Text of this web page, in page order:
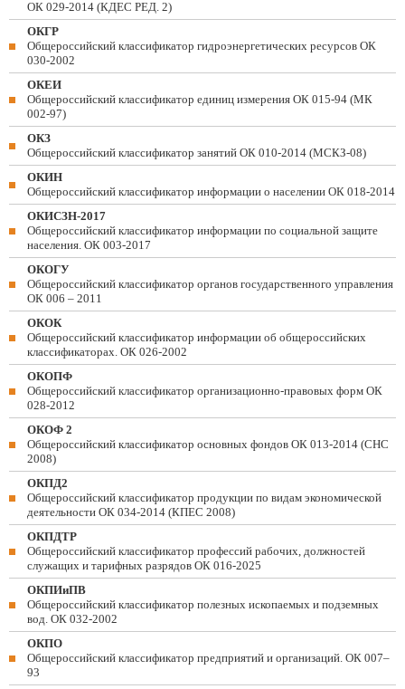
ОК 029-2014 (КДЕС РЕД. 2)
ОКГР
Общероссийский классификатор гидроэнергетических ресурсов ОК
030-2002
ОКЕИ
Общероссийский классификатор единиц измерения ОК 015-94 (МК
002-97)
ОКЗ
Общероссийский классификатор занятий ОК 010-2014 (МСКЗ-08)
ОКИН
Общероссийский классификатор информации о населении ОК 018-2014
ОКИСЗН-2017
Общероссийский классификатор информации по социальной защите
населения. ОК 003-2017
ОКОГУ
Общероссийский классификатор органов государственного управления
ОК 006 – 2011
ОКОК
Общероссийский классификатор информации об общероссийских
классификаторах. ОК 026-2002
ОКОПФ
Общероссийский классификатор организационно-правовых форм ОК
028-2012
ОКОФ 2
Общероссийский классификатор основных фондов ОК 013-2014 (СНС
2008)
ОКПД2
Общероссийский классификатор продукции по видам экономической
деятельности ОК 034-2014 (КПЕС 2008)
ОКПДТР
Общероссийский классификатор профессий рабочих, должностей
служащих и тарифных разрядов ОК 016-2025
ОКПИиПВ
Общероссийский классификатор полезных ископаемых и подземных
вод. ОК 032-2002
ОКПО
Общероссийский классификатор предприятий и организаций. ОК 007–
93